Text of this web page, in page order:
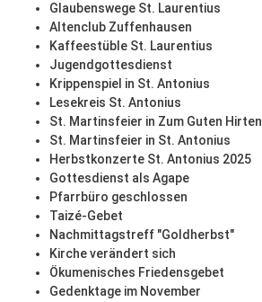
Glaubenswege St. Laurentius
Altenclub Zuffenhausen
Kaffeestüble St. Laurentius
Jugendgottesdienst
Krippenspiel in St. Antonius
Lesekreis St. Antonius
St. Martinsfeier in Zum Guten Hirten
St. Martinsfeier in St. Antonius
Herbstkonzerte St. Antonius 2025
Gottesdienst als Agape
Pfarrbüro geschlossen
Taizé-Gebet
Nachmittagstreff "Goldherbst"
Kirche verändert sich
Ökumenisches Friedensgebet
Gedenktage im November